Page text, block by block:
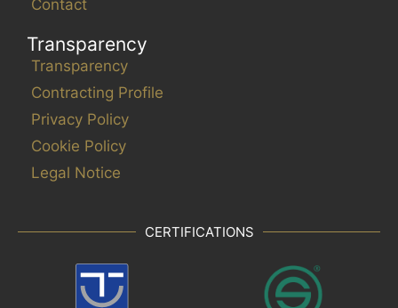
Contact
Transparency
Transparency
Contracting Profile
Privacy Policy
Cookie Policy
Legal Notice
CERTIFICATIONS